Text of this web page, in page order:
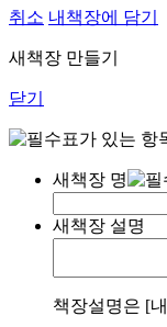
취소 내책장에 담기
새책장 만들기
닫기
표가 있는 항
새책장 명
새책장 설명
책장설명은 [